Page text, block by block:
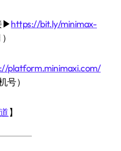
▶https://bit.ly/minimax-
platform.minimaxi.com/
号）
】